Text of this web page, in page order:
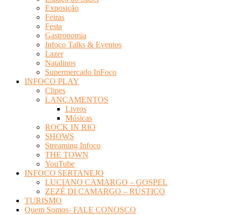
Exposição
Feiras
Festa
Gastronomia
Infoco Talks & Eventos
Lazer
Natalinos
Supermercado InFoco
INFOCO PLAY
Clipes
LANÇAMENTOS
Livros
Músicas
ROCK IN RIO
SHOWS
Streaming Infoco
THE TOWN
YouTube
INFOCO SERTANEJO
LUCIANO CAMARGO – GOSPEL
ZEZÉ DI CAMARGO – RÚSTICO
TURISMO
Quem Somos- FALE CONOSCO